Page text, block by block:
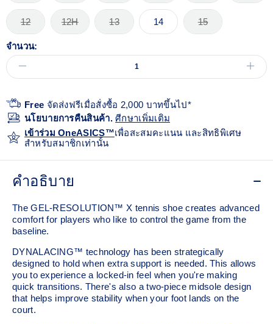
12 12H 13 14 15
จำนวน:
Free จัดส่งฟรีเมื่อสั่งซื้อ 2,000 บาทขึ้นไป*
นโยบายการคืนสินค้า.ศีกษาเพิ่มเติม
เข้าร่วม OneASICS™เพื่อสะสมคะแนน และสิทธิพิเศษ
สำหรับสมาชิกเท่านั้น
คำอธิบาย
The GEL-RESOLUTION™ X tennis shoe creates advanced
comfort for players who like to control the game from the
baseline. ​
DYNALACING™ technology has been strategically
designed to hold when extra support is needed. This allows
you to experience a locked-in feel when you're making
quick transitions. There's also a two-piece midsole design
that helps improve stability when your foot lands on the
court.